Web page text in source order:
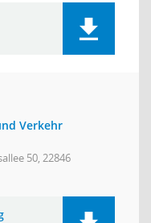
Verkehr
50, 22846